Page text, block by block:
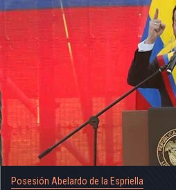
Posesión Abelardo de la Espriella